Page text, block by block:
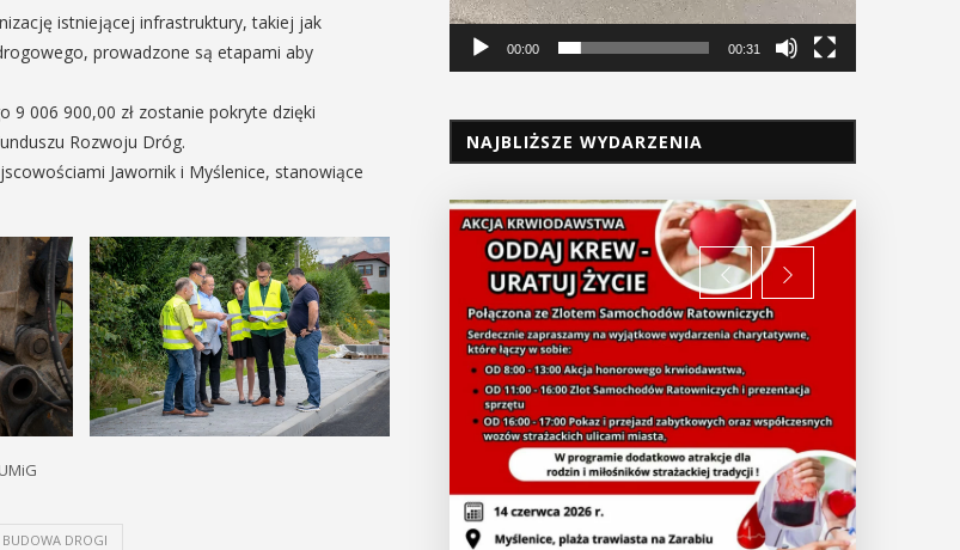
istniejącej infrastruktury, takiej jak
prowadzone są etapami aby
9 006 900,00 zł zostanie pokryte dzięki
Rozwoju Dróg.
Jawornik i Myślenice, stanowiące
BUDOWA DROGI
00:00 00:31
NAJBLIŻSZE WYDARZENIA